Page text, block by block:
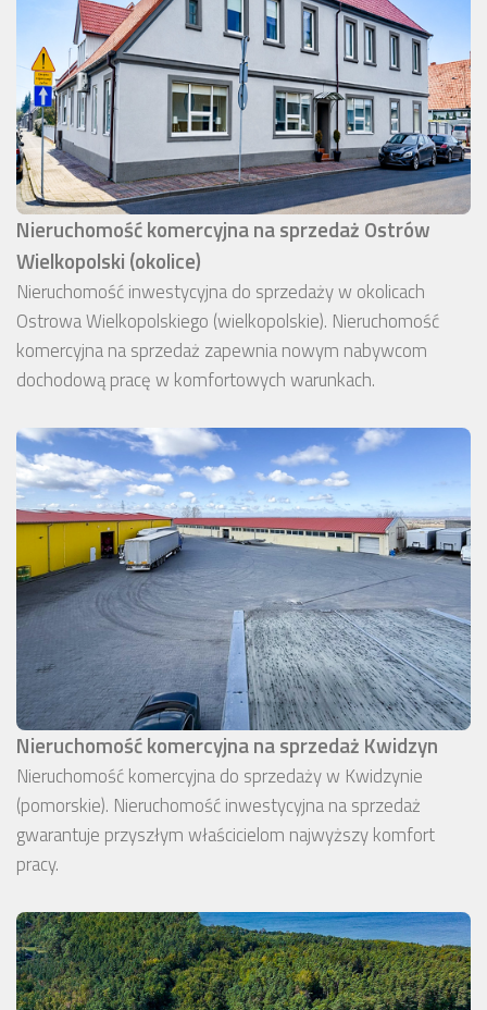
Nieruchomość komercyjna na sprzedaż Ostrów
Wielkopolski (okolice)
Nieruchomość inwestycyjna do sprzedaży w okolicach
Ostrowa Wielkopolskiego (wielkopolskie). Nieruchomość
komercyjna na sprzedaż zapewnia nowym nabywcom
dochodową pracę w komfortowych warunkach.
Nieruchomość komercyjna na sprzedaż Kwidzyn
Nieruchomość komercyjna do sprzedaży w Kwidzynie
(pomorskie). Nieruchomość inwestycyjna na sprzedaż
gwarantuje przyszłym właścicielom najwyższy komfort
pracy.